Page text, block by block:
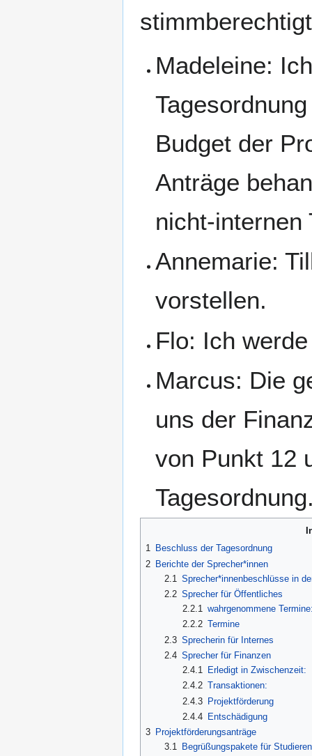
Madeleine:
Budget der
Anträge
nicht-internen
Annemarie:
vorstellen.
Flo: Ich
Marcus: Die
uns der
von Punkt 12
1 Beschluss der Tagesordnung
2 Berichte der Sprecher*innen
2.1 Sprecher*innenbeschlüsse in
2.2 Sprecher für Öffentliches
2.2.1
wahrgenommene
2.2.2 Termine
2.3 Sprecherin für Internes
2.4 Sprecher für Finanzen
2.4.1
Erledigt in Zwischenzeit:
2.4.2 Transaktionen:
2.4.3 Projektförderung
2.4.4 Entschädigung
3 Projektförderungsanträge
3.1
Begrüßungspakete für